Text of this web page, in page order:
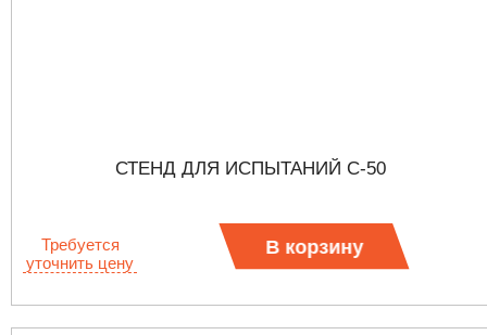
СТЕНД ДЛЯ ИСПЫТАНИЙ С-50
Требуется
уточнить цену
В корзину